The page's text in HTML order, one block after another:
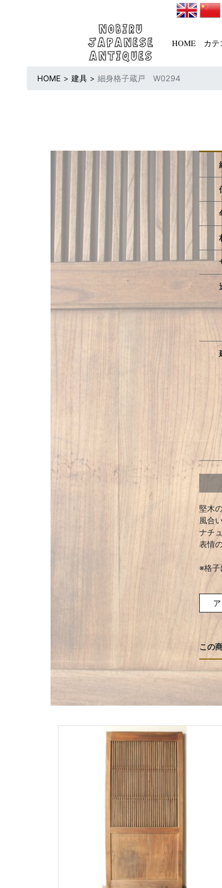
HOME カ
HOME > 建具 > 細身格子蔵戸 W0294
堅木
風合
ナチ
表情
※格子
この